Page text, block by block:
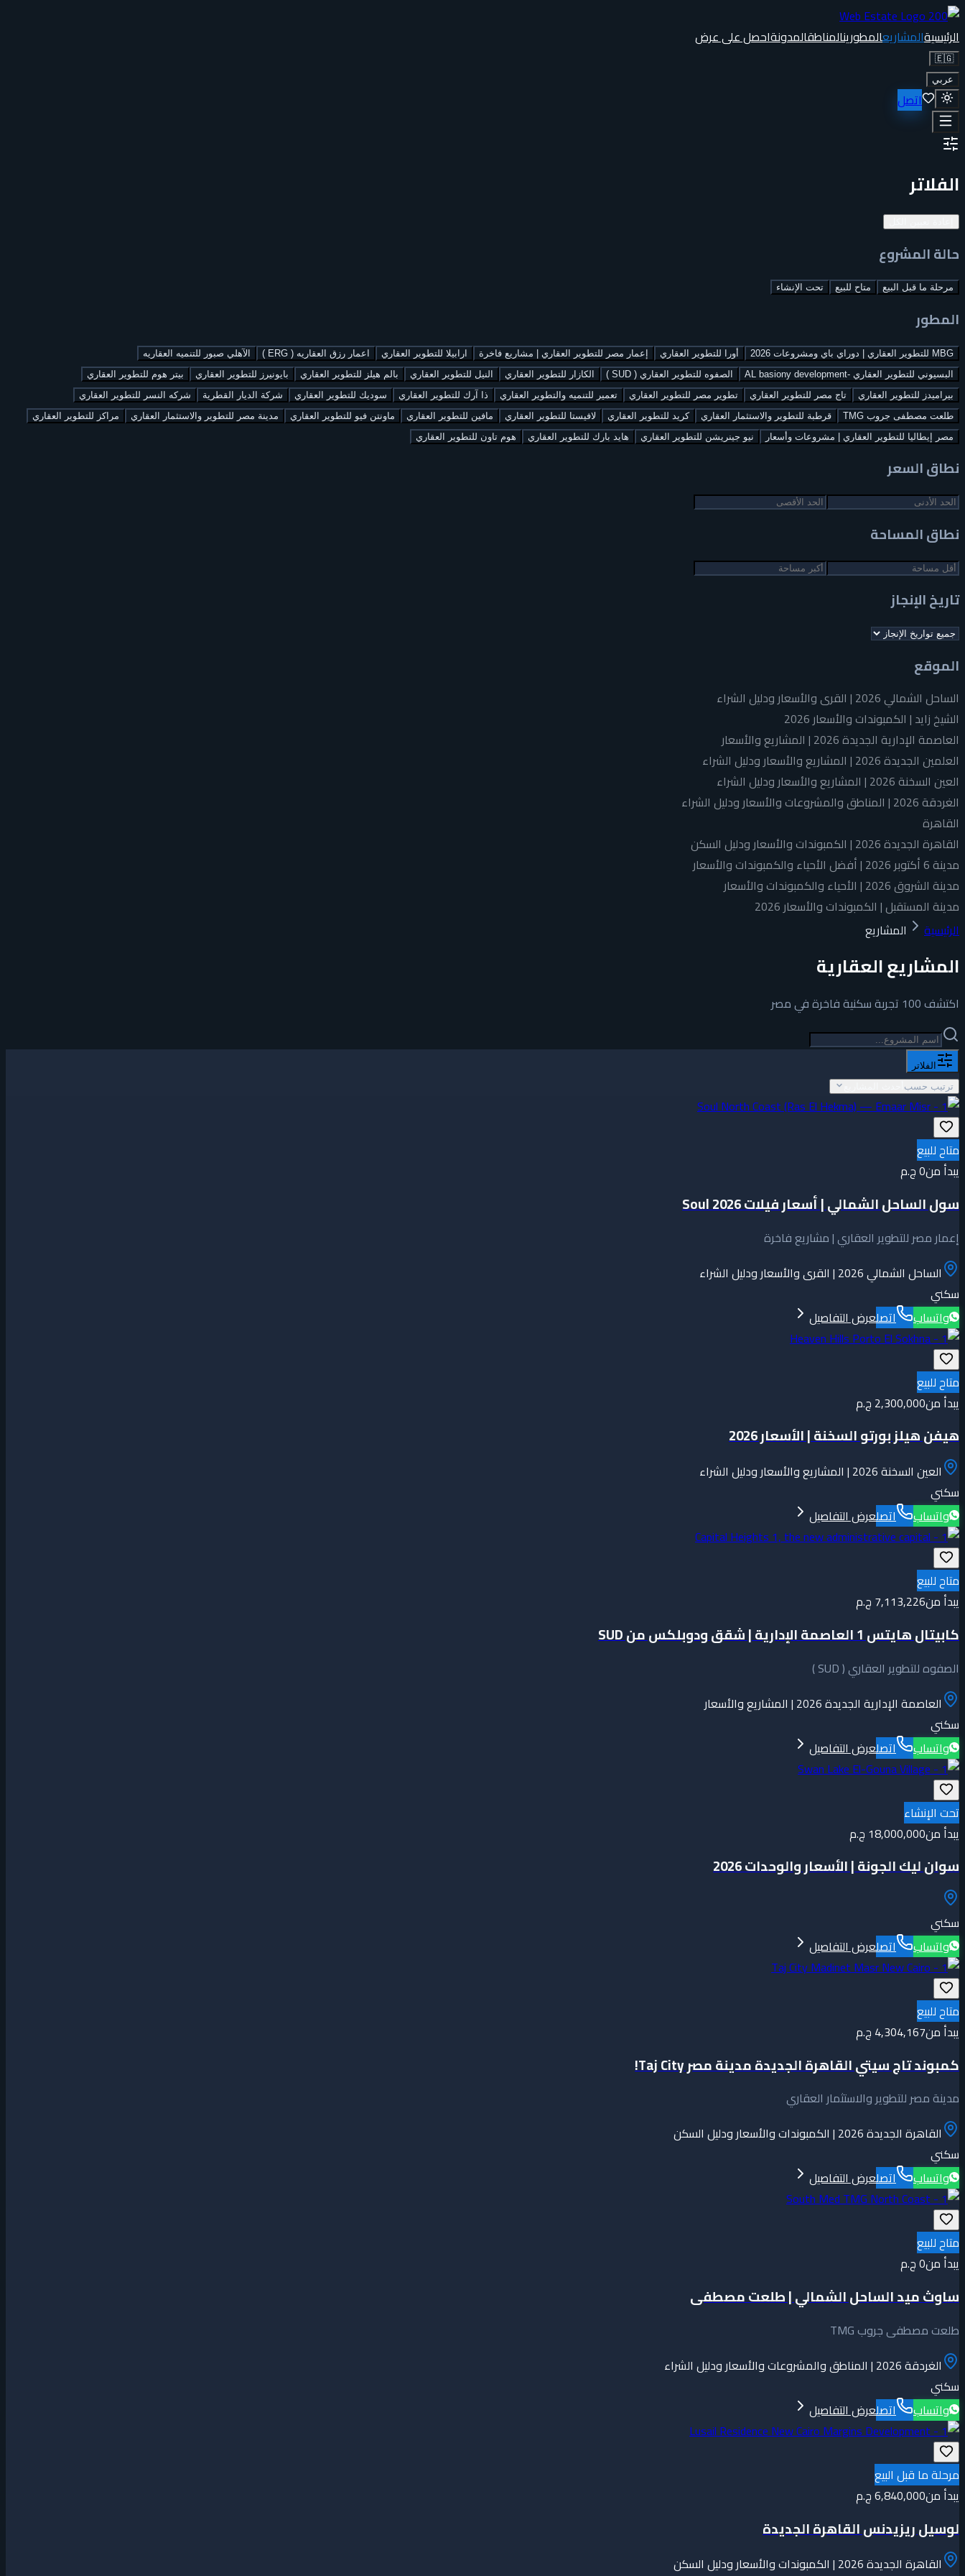
الرئيسيةالمشاريعالمطورينالمناطقالمدونةاحصل على عرض
🇪🇬
عربي
اتصل
الفلاتر
حالة المشروع
مرحلة ما قبل البيع متاح للبيع تحت الإنشاء
المطور
MBG للتطوير العقاري | دوراي باي ومشروعات 2026 أورا للتطوير العقاري إعمار مصر للتطوير العقاري | مشاريع فاخرة ارابيلا للتطوير العقاري اعمار رزق العقاريه ( ERG )
الآهلي صبور للتنميه العقاريه
البسيوني للتطوير العقاري -AL basiony development
الصفوه للتطوير العقاري ( SUD ) الكازار للتطوير العقاري النيل للتطوير العقاري بالم هيلز للتطوير العقاري بايونيرز للتطوير العقاري
بيتر هوم للتطوير العقاري
بيراميدز للتطوير العقاري
تاج مصر للتطوير العقاري تطوير مصر للتطوير العقاري تعمير للتنميه والتطوير العقاري ذا آرك للتطوير العقاري سوديك للتطوير العقاري شركة الديار القطرية
شركه النسر للتطوير العقاري
طلعت مصطفى جروب TMG
قرطبة للتطوير والاستثمار العقاري كريد للتطوير العقاري لافيستا للتطوير العقاري مافين للتطوير العقاري ماونتن فيو للتطوير العقاري مدينة مصر للتطوير والاستثمار العقاري
مراكز للتطوير العقاري
مصر إيطاليا للتطوير العقاري | مشروعات وأسعار
نيو جينريشن للتطوير العقاري هايد بارك للتطوير العقاري هوم تاون للتطوير العقاري
نطاق السعر
نطاق المساحة
تاريخ الإنجاز
الموقع
الساحل الشمالي 2026 | القرى والأسعار ودليل الشراء
الشيخ زايد | الكمبوندات والأسعار 2026
العاصمة الإدارية الجديدة 2026 | المشاريع والأسعار
العلمين الجديدة 2026 | المشاريع والأسعار ودليل الشراء
العين السخنة 2026 | المشاريع والأسعار ودليل الشراء
الغردقة 2026 | المناطق والمشروعات والأسعار ودليل الشراء
القاهرة
القاهرة الجديدة 2026 | الكمبوندات والأسعار ودليل السكن
مدينة 6 أكتوبر 2026 | أفضل الأحياء والكمبوندات والأسعار
مدينة الشروق 2026 | الأحياء والكمبوندات والأسعار
مدينة المستقبل | الكمبوندات والأسعار 2026
الرئيسية
المشاريع
المشاريع العقارية
اكتشف 100 تجربة سكنية فاخرة في مصر
الفلاتر
ترتيب حسب
متاح للبيع
يبدأ من0 ج.م
سول الساحل الشمالي | أسعار فيلات Soul 2026
إعمار مصر للتطوير العقاري | مشاريع فاخرة
الساحل الشمالي 2026 | القرى والأسعار ودليل الشراء
سكني
واتساب
اتصلعرض التفاصيل
متاح للبيع
يبدأ من2,300,000 ج.م
هيفن هيلز بورتو السخنة | الأسعار 2026
العين السخنة 2026 | المشاريع والأسعار ودليل الشراء
سكني
واتساب
اتصلعرض التفاصيل
متاح للبيع
يبدأ من7,113,226 ج.م
كابيتال هايتس 1 العاصمة الإدارية | شقق ودوبلكس من SUD
الصفوه للتطوير العقاري ( SUD )
العاصمة الإدارية الجديدة 2026 | المشاريع والأسعار
سكني
واتساب
اتصلعرض التفاصيل
تحت الإنشاء
يبدأ من18,000,000 ج.م
سوان ليك الجونة | الأسعار والوحدات 2026
سكني
واتساب
اتصلعرض التفاصيل
متاح للبيع
يبدأ من4,304,167 ج.م
كمبوند تاج سيتي القاهرة الجديدة مدينة مصر Taj City!
مدينة مصر للتطوير والاستثمار العقاري
القاهرة الجديدة 2026 | الكمبوندات والأسعار ودليل السكن
سكني
واتساب
اتصلعرض التفاصيل
متاح للبيع
يبدأ من0 ج.م
ساوث ميد الساحل الشمالي | طلعت مصطفى
طلعت مصطفى جروب TMG
الغردقة 2026 | المناطق والمشروعات والأسعار ودليل الشراء
سكني
واتساب
اتصلعرض التفاصيل
مرحلة ما قبل البيع
يبدأ من6,840,000 ج.م
لوسيل ريزيدنس القاهرة الجديدة
القاهرة الجديدة 2026 | الكمبوندات والأسعار ودليل السكن